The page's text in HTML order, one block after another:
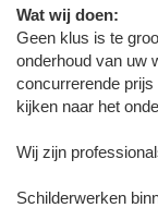
Wat wij doen:
Geen klus is te
onderhoud van uw
concurrerende
kijken naar het
Wij zijn
Schilderwerken